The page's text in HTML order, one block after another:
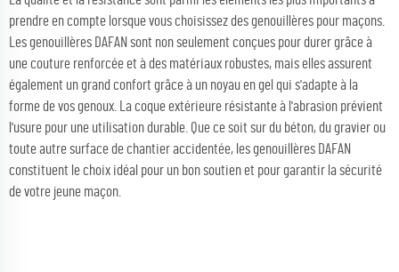
prendre en compte lorsque vous choisissez des genouillères pour maçons.
Les genouillères DAFAN sont non seulement conçues pour durer grâce à
une couture renforcée et à des matériaux robustes, mais elles assurent
également un grand confort grâce à un noyau en gel qui s'adapte à la
forme de vos genoux. La coque extérieure résistante à l'abrasion prévient
l'usure pour une utilisation durable. Que ce soit sur du béton, du gravier ou
toute autre surface de chantier accidentée, les genouillères DAFAN
constituent le choix idéal pour un bon soutien et pour garantir la sécurité
de votre jeune maçon.